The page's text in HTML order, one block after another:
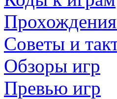
Советы и
Обзоры игр
Превью игр